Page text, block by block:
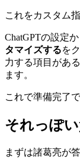
これをカスタム
ChatGPTの設定
タマイズするを
力する項目があ
ます。
これで準備完了で
それっぽ
まずは諸葛亮が